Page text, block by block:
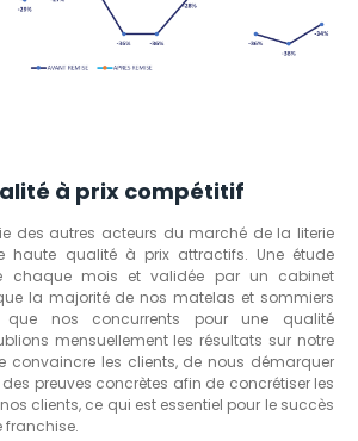
à prix compétitif
des autres acteurs du marché de la literie
haute qualité à prix attractifs. Une étude
chaque mois et validée par un cabinet
la majorité de nos matelas et sommiers
nos concurrents pour une qualité
mensuellement les résultats sur notre
convaincre les clients, de nous démarquer
preuves concrètes afin de concrétiser les
clients, ce qui est essentiel pour le succès
franchise.